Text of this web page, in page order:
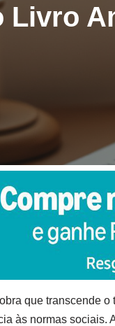
Livro
que transcende
às normas sociais.